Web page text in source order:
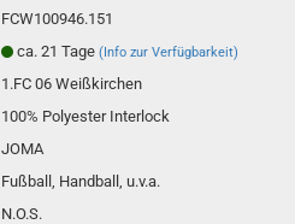
FCW100946.151
ca. 21 Tage(Info zur Verfügbarkeit)
1.FC 06 Weißkirchen
100% Polyester Interlock
JOMA
Fußball, Handball, u.v.a.
N.O.S.